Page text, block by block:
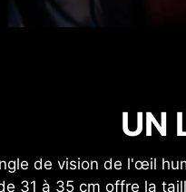
UN
de vision de l'œil
31 à 35 cm offre la